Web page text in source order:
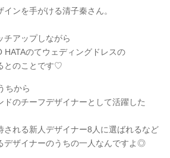
ンを手がける清子秦さん。
チアップしながら
HATAのてウェディングドレスの
とのことです♡
ちから
ドのチーフデザイナーとして活躍した
される新人デザイナー8人に選ばれるなど
デザイナーのうちの一人なんですよ◎